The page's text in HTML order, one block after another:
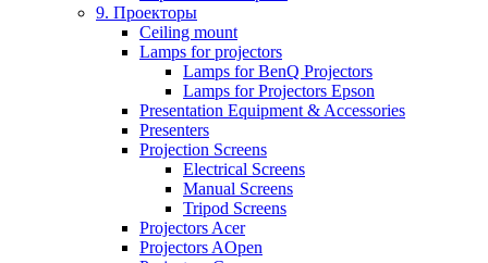
9. Проекторы
Ceiling mount
Lamps for projectors
Lamps for BenQ Projectors
Lamps for Projectors Epson
Presentation Equipment & Accessories
Presenters
Projection Screens
Electrical Screens
Manual Screens
Tripod Screens
Projectors Acer
Projectors AOpen